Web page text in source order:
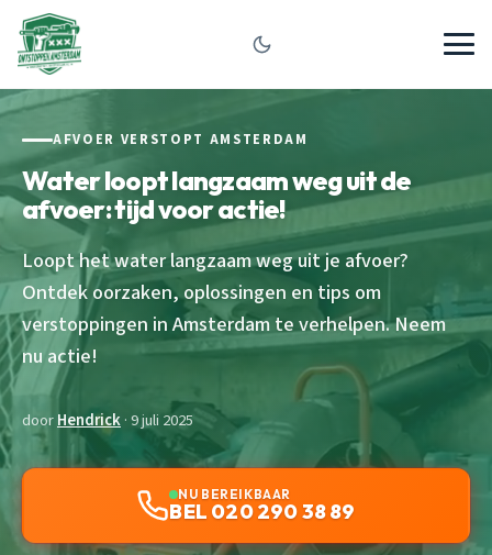
AFVOER VERSTOPT AMSTERDAM
Water loopt langzaam weg uit de
afvoer: tijd voor actie!
Loopt het water langzaam weg uit je afvoer?
Ontdek oorzaken, oplossingen en tips om
verstoppingen in Amsterdam te verhelpen. Neem
nu actie!
doorHendrick· 9 juli 2025
NU BEREIKBAAR
BEL 020 290 38 89